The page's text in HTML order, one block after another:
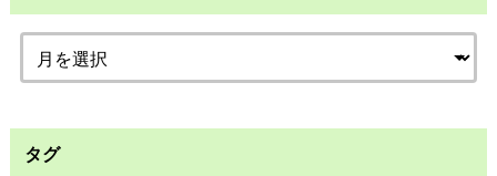
タグ